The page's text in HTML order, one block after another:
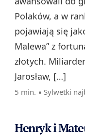
Polaków, a w
pojawiają się
Malewa” z
złotych.
Jarosław, […]
5 min. ▪ Sylwetki
Henryk i